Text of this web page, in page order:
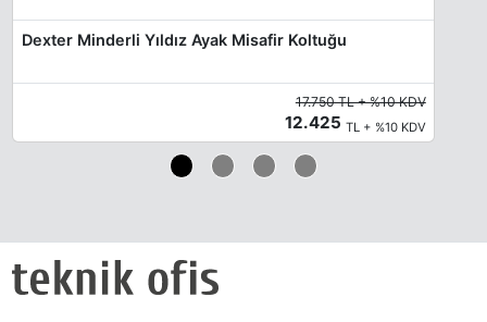
Dexter Minderli Yıldız Ayak Misafir Koltuğu
17.750 TL + %10 KDV
12.425 TL + %10 KDV